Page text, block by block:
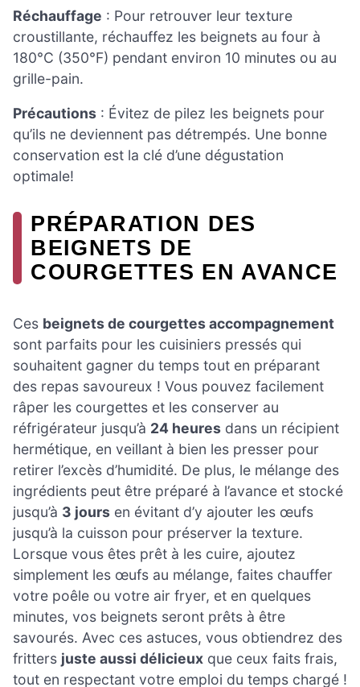
Réchauffage : Pour retrouver leur texture
croustillante, réchauffez les beignets au four à
180°C (350°F) pendant environ 10 minutes ou au
grille-pain.
Précautions : Évitez de pilez les beignets pour
qu’ils ne deviennent pas détrempés. Une bonne
conservation est la clé d’une dégustation
optimale!
PRÉPARATION DES
BEIGNETS DE
COURGETTES EN AVANCE
Ces beignets de courgettes accompagnement
sont parfaits pour les cuisiniers pressés qui
souhaitent gagner du temps tout en préparant
des repas savoureux ! Vous pouvez facilement
râper les courgettes et les conserver au
réfrigérateur jusqu’à 24 heures dans un récipient
hermétique, en veillant à bien les presser pour
retirer l’excès d’humidité. De plus, le mélange des
ingrédients peut être préparé à l’avance et stocké
jusqu’à 3 jours en évitant d’y ajouter les œufs
jusqu’à la cuisson pour préserver la texture.
Lorsque vous êtes prêt à les cuire, ajoutez
simplement les œufs au mélange, faites chauffer
votre poêle ou votre air fryer, et en quelques
minutes, vos beignets seront prêts à être
savourés. Avec ces astuces, vous obtiendrez des
fritters juste aussi délicieux que ceux faits frais,
tout en respectant votre emploi du temps chargé !